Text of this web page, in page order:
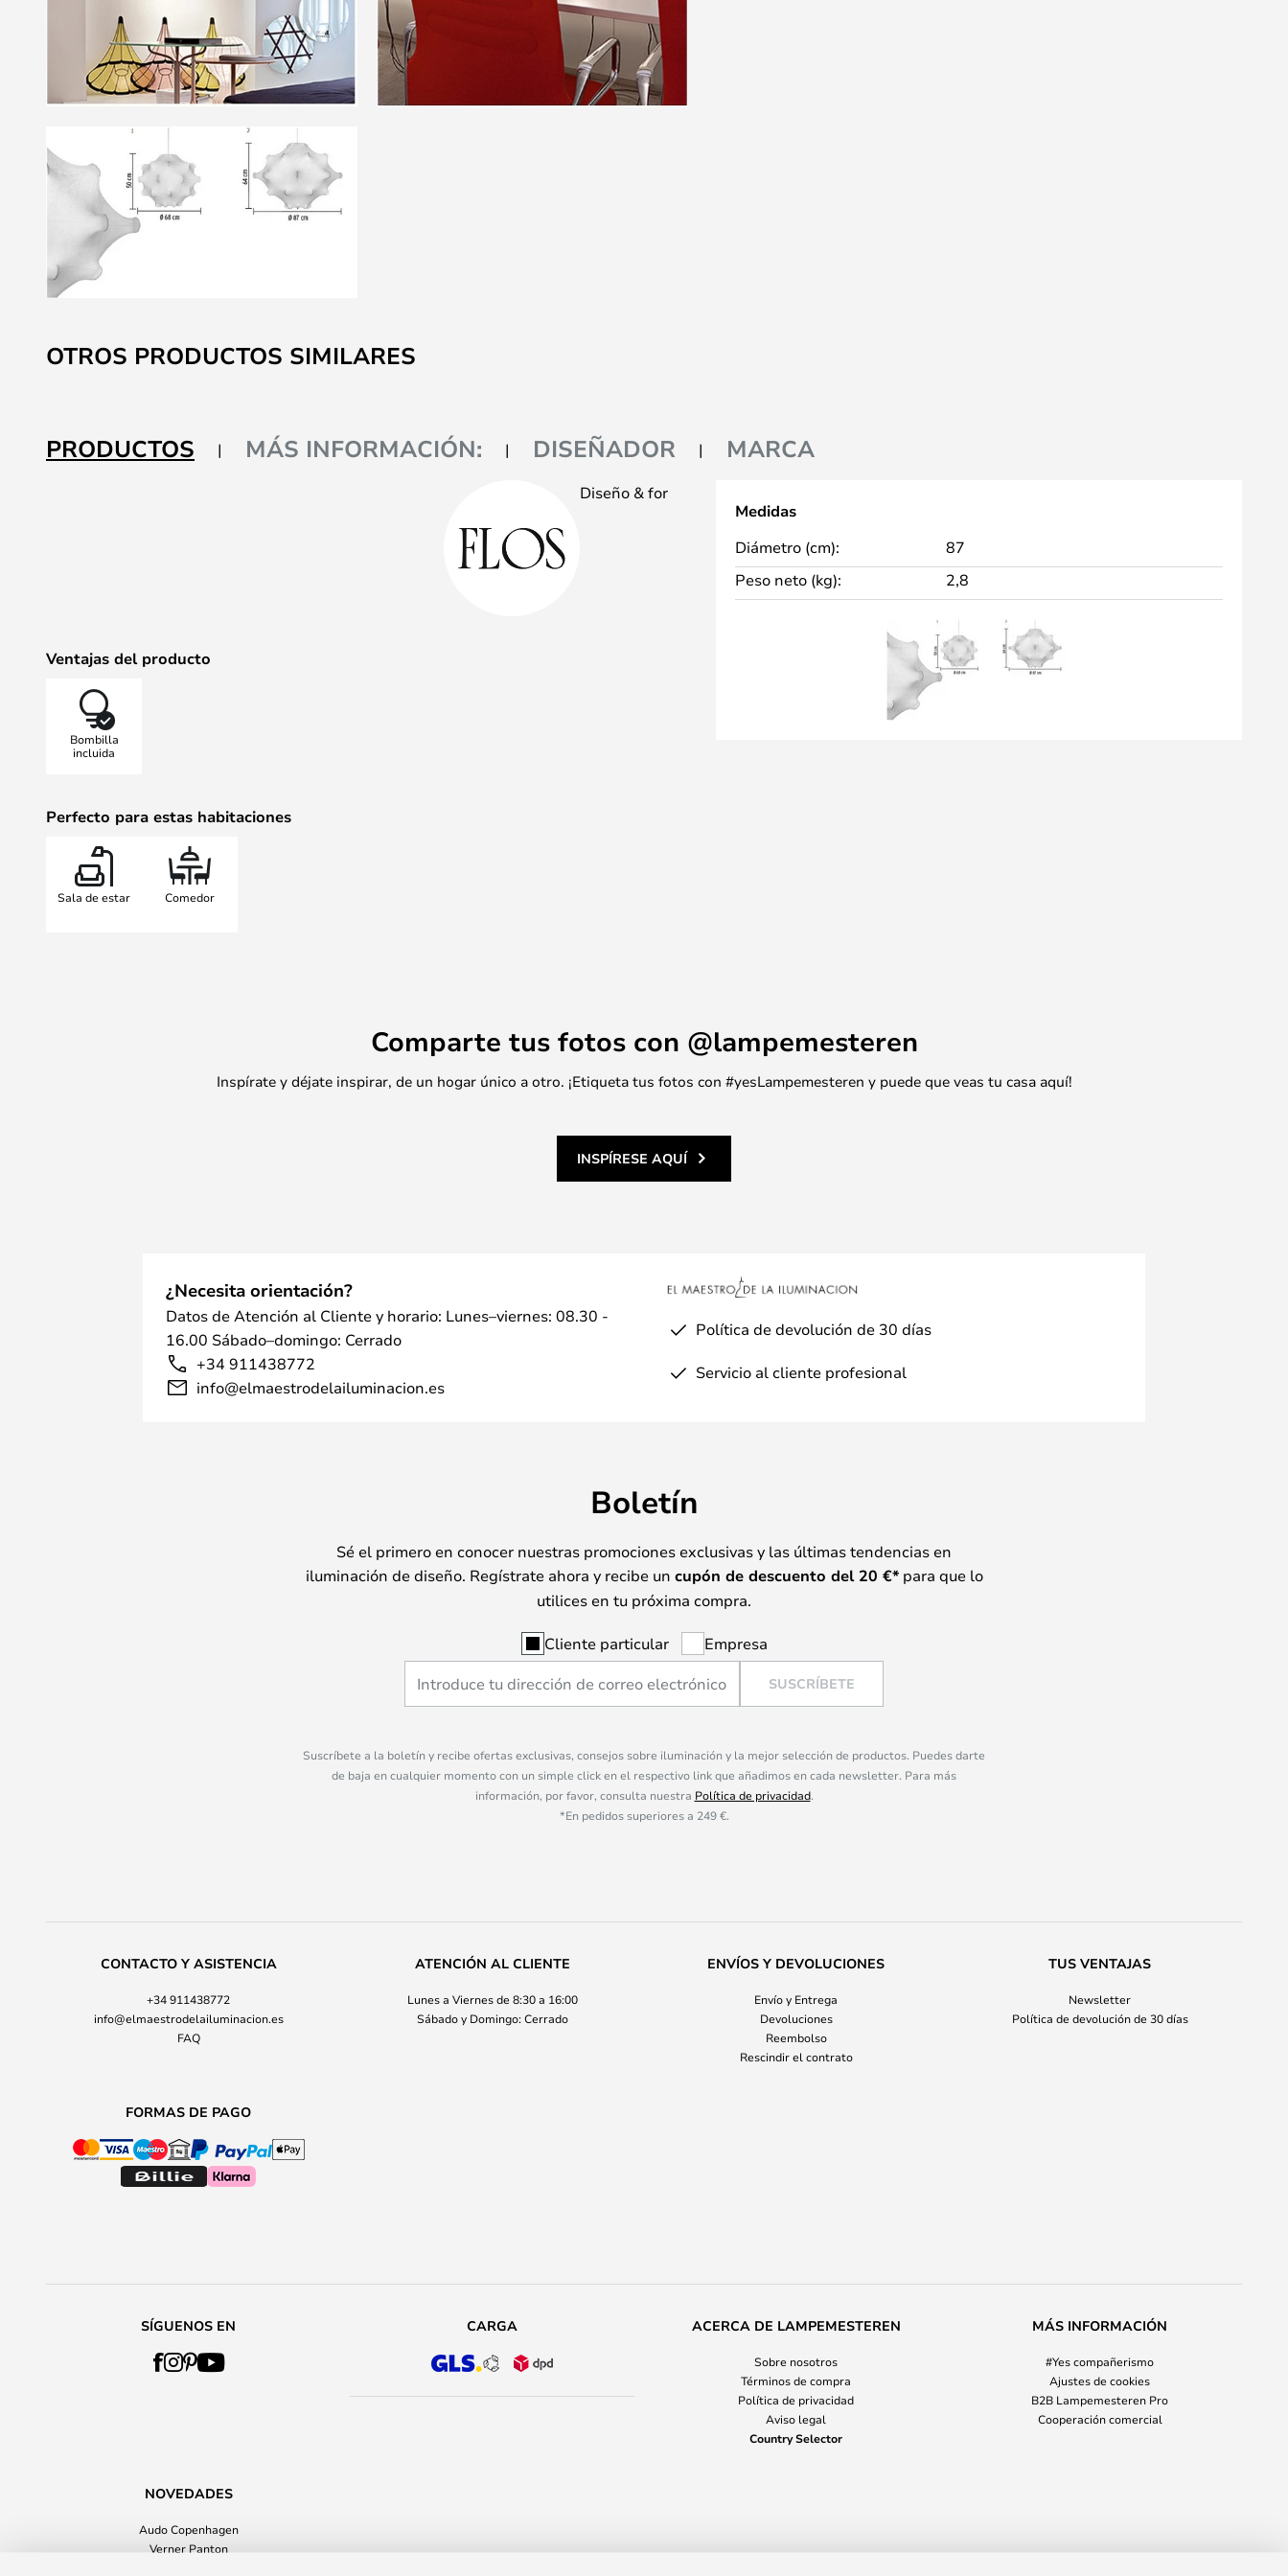
al
comienzo
galería
de
OTROS PRODUCTOS SIMILARES
PRODUCTOS MÁS INFORMACIÓN: DISEÑADOR MARCA
Diseño & for
Ventajas del producto
Bombilla
incluida
Perfecto para estas habitaciones
Sala de estar Comedor
Medidas
Diámetro (cm):
87
Peso neto (kg):
2,8
Comparte tus fotos con @lampemesteren
Inspírate y déjate inspirar, de un hogar único a otro. ¡Etiqueta tus fotos con #yesLampemesteren y puede que veas tu casa aquí!
INSPÍRESE AQUÍ
¿Necesita orientación?
Datos de Atención al Cliente y horario: Lunes–viernes: 08.30 -
16.00 Sábado–domingo: Cerrado
+34 911438772
info@elmaestrodelailuminacion.es
Política de devolución de 30 días
Servicio al cliente profesional
Boletín
Sé el primero en conocer nuestras promociones exclusivas y las últimas tendencias en
iluminación de diseño. Regístrate ahora y recibe un cupón de descuento del 20 €*para que lo
utilices en tu próxima compra.
Cliente particular Empresa
SUSCRÍBETE
Suscríbete a la boletín y recibe ofertas exclusivas, consejos sobre iluminación y la mejor selección de productos. Puedes darte
de baja en cualquier momento con un simple click en el respectivo link que añadimos en cada newsletter. Para más
información, por favor, consulta nuestra Política de privacidad.
*En pedidos superiores a 249 €.
CONTACTO Y ASISTENCIA
+34 911438772
info@elmaestrodelailuminacion.es
FAQ
ATENCIÓN AL CLIENTE
Lunes a Viernes de 8:30 a 16:00
Sábado y Domingo: Cerrado
ENVÍOS Y DEVOLUCIONES
Envío y Entrega
Devoluciones
Reembolso
Rescindir el contrato
TUS VENTAJAS
Newsletter
Política de devolución de 30 días
FORMAS DE PAGO
SÍGUENOS EN CARGA ACERCA DE LAMPEMESTEREN
Sobre nosotros
Términos de compra
Política de privacidad
Aviso legal
Country Selector
MÁS INFORMACIÓN
#Yes compañerismo
Ajustes de cookies
B2B Lampemesteren Pro
Cooperación comercial
NOVEDADES
Audo Copenhagen
Verner Panton